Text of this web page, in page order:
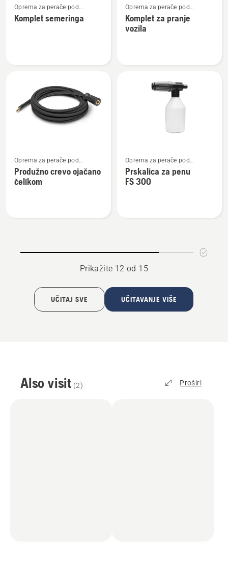
više
detalja
Oprema za perače pod
pritiskom
Komplet semeringa
više
detalja
Oprema za perače pod
pritiskom
Komplet za pranje
vozila
više
detalja
Oprema za perače pod
pritiskom
Produžno crevo ojačano
čelikom
više
detalja
Oprema za perače pod
pritiskom
Prskalica za penu
FS 300
Prikažite 12 od 15
UČITAJ SVE UČITAVANJE VIŠE
Also visit (2) Proširi